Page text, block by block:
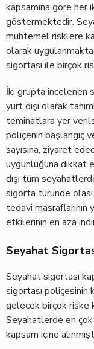
kapsamına göre her
göstermektedir.
muhtemel risklere
olarak
sigortası ile birçok
İki grupta incelenen
yurt dışı olarak
teminatlara yer
poliçenin başlangıç
sayısına, ziyaret
uygunluğuna dikkat
dışı tüm
sigorta türünde
tedavi masraflarının
etkilerinin en aza
Seyahat
Seyahat sigortası
sigortası poliçesinin
gelecek birçok riske
Seyahatlerde en
kapsam içine